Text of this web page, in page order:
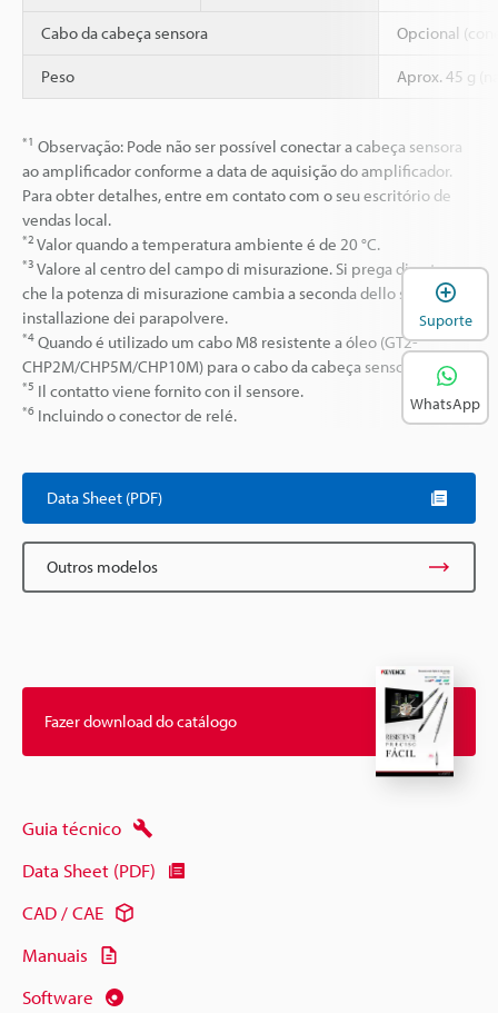
Cabo da cabeça sensora Opcional
Peso Aprox. 45 g
*1 Observação: Pode não ser possível conectar a cabeça sensora
ao amplificador conforme a data de aquisição do amplificador.
Para obter detalhes, entre em contato com o seu escritório de
vendas local.
*2 Valor quando a temperatura ambiente é de 20 °C.
*3 Valore al centro del campo di misurazione. Si prega di notare
che la potenza di misurazione cambia a seconda dello stato di
installazione dei parapolvere.
*4 Quando é utilizado um cabo M8 resistente a óleo (GT2-
CHP2M/CHP5M/CHP10M) para o cabo da cabeça sensora.
*5 Il contatto viene fornito con il sensore.
*6 Incluindo o conector de relé.
Data Sheet (PDF)
Outros modelos
Fazer download do catálogo
Guia técnico
Data Sheet (PDF)
CAD / CAE
Manuais
Software
Suporte
WhatsApp